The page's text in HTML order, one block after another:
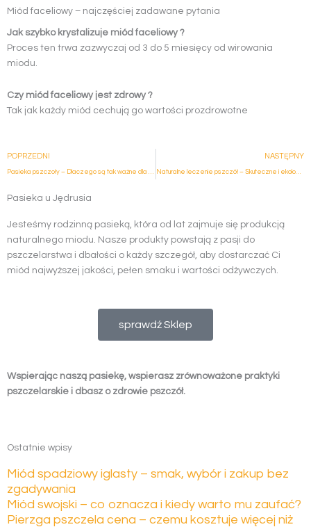
Miód faceliowy – najczęściej zadawane pytania
Jak szybko krystalizuje miód faceliowy ?
Proces ten trwa zazwyczaj od 3 do 5 miesięcy od wirowania
miodu.
Czy miód faceliowy jest zdrowy ?
Tak jak każdy miód cechują go wartości prozdrowotne
Prev
POPRZEDNI NASTĘPNY
Naturalne leczenie pszczół – Skuteczne i ekologiczne metody
Pasieka u Jędrusia
Jesteśmy rodzinną pasieką, która od lat zajmuje się produkcją
naturalnego miodu. Nasze produkty powstają z pasji do
pszczelarstwa i dbałości o każdy szczegół, aby dostarczać Ci
miód najwyższej jakości, pełen smaku i wartości odżywczych.
sprawdź Sklep
Wspierając naszą pasiekę, wspierasz zrównoważone praktyki
pszczelarskie i dbasz o zdrowie pszczół.
Ostatnie wpisy
Miód spadziowy iglasty – smak, wybór i zakup bez
zgadywania
Miód swojski – co oznacza i kiedy warto mu zaufać?
Pierzga pszczela cena – czemu kosztuje więcej niż